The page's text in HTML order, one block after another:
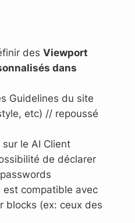
desViewport
dans
Guidelines du site
etc) // repoussé
le AI Client
de déclarer
est compatible avec
blocks (ex: ceux des